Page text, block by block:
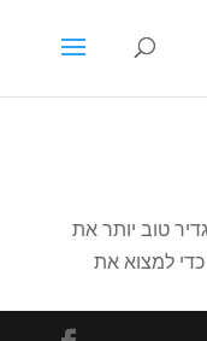
טוב יותר את
למצוא את